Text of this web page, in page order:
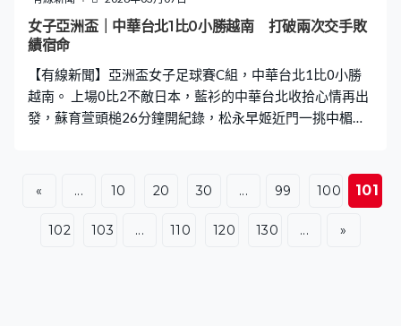
女子亞洲盃｜中華台北1比0小勝越南 打破兩次交手敗
績宿命
【有線新聞】亞洲盃女子足球賽C組，中華台北1比0小勝
越南。 上場0比2不敵日本，藍衫的中華台北收拾心情再出
發，蘇育萱頭槌26分鐘開紀錄，松永早姬近門一挑中楣彈
台北仍贏1比0。
« ... 10 20 30 ... 99 100 101
102 103 ... 110 120 130 ... »